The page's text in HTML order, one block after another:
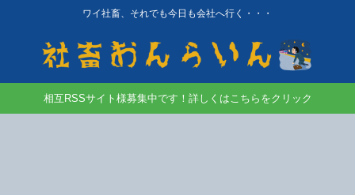
ワイ社畜、それでも今日も会社へ行く・・・
相互RSSサイト様募集中です！詳しくはこちらをクリック